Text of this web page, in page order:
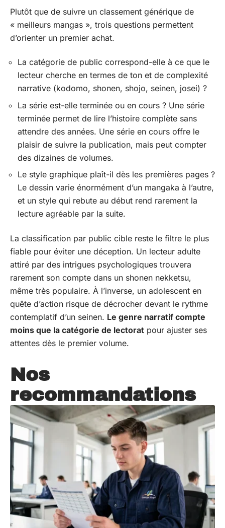
Plutôt que de suivre un classement générique de
« meilleurs mangas », trois questions permettent
d’orienter un premier achat.
La catégorie de public correspond-elle à ce que le
lecteur cherche en termes de ton et de complexité
narrative (kodomo, shonen, shojo, seinen, josei) ?
La série est-elle terminée ou en cours ? Une série
terminée permet de lire l’histoire complète sans
attendre des années. Une série en cours offre le
plaisir de suivre la publication, mais peut compter
des dizaines de volumes.
Le style graphique plaît-il dès les premières pages ?
Le dessin varie énormément d’un mangaka à l’autre,
et un style qui rebute au début rend rarement la
lecture agréable par la suite.
La classification par public cible reste le filtre le plus
fiable pour éviter une déception. Un lecteur adulte
attiré par des intrigues psychologiques trouvera
rarement son compte dans un shonen nekketsu,
même très populaire. À l’inverse, un adolescent en
quête d’action risque de décrocher devant le rythme
contemplatif d’un seinen. Le genre narratif compte
moins que la catégorie de lectorat pour ajuster ses
attentes dès le premier volume.
Nos
recommandations